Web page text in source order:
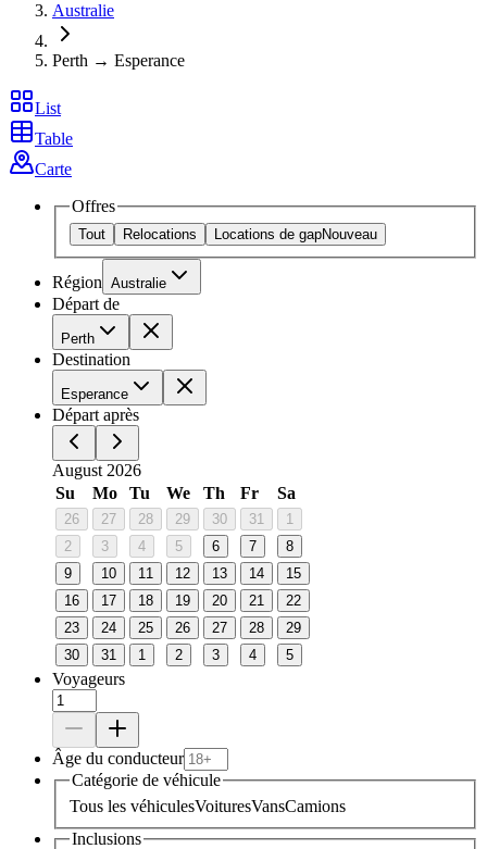
Australie
Perth → Esperance
List
Table
Carte
Offres
Tout Relocations Locations de gapNouveau
Région Australie
Départ de
Perth
Destination
Esperance
Départ après
August 2026
Su
Mo Tu We Th Fr Sa
26 27 28 29 30 31
1
2
3 4 5 6 7
8
9
10 11 12 13 14
15
16
17 18 19 20 21
22
23
24 25 26 27 28
29
30
31 1 2 3 4 5
Voyageurs
Âge du conducteur
Catégorie de véhicule
Tous les véhiculesVoituresVansCamions
Inclusions